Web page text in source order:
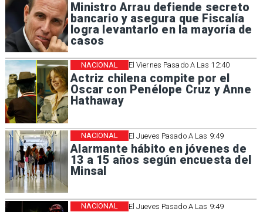
Ministro Arrau defiende secreto
bancario y asegura que Fiscalía
logra levantarlo en la mayoría de
casos
El Viernes Pasado A Las 12:40
Actriz chilena compite por el
Oscar con Penélope Cruz y Anne
Hathaway
NACIONAL
El Jueves Pasado A Las 9:49
Alarmante hábito en jóvenes de
13 a 15 años según encuesta del
Minsal
NACIONAL
El Jueves Pasado A Las 9:49
NACIONAL